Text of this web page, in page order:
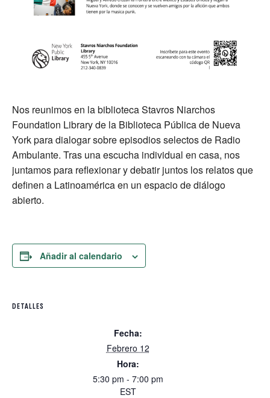
Nos reunimos en la biblioteca Stavros Niarchos
Foundation Library de la Biblioteca Pública de Nueva
York para dialogar sobre episodios selectos de Radio
Ambulante. Tras una escucha individual en casa, nos
juntamos para reflexionar y debatir juntos los relatos que
definen a Latinoamérica en un espacio de diálogo
abierto.
Añadir al calendario
DETALLES
Fecha:
Febrero 12
Hora:
5:30 pm - 7:00 pm
EST